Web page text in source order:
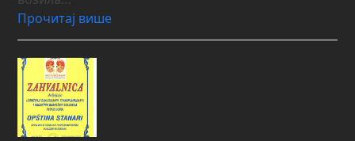
Прочитај више